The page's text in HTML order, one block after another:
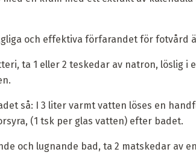
och effektiva förfarandet för fotvård
ta 1 eller 2 teskedar av natron, löslig
så: I 3 liter varmt vatten löses en
(1 tsk per glas vatten) efter badet.
och lugnande bad, ta 2 matskedar av